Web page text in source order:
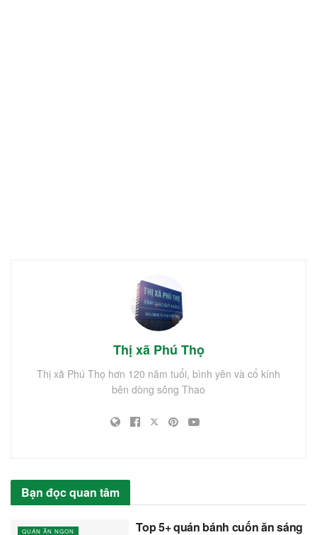
Thị xã Phú Thọ
Thị xã Phú Thọ hơn 120 năm tuổi, bình yên và cổ kính
bên dòng sông Thao
Bạn đọc quan tâm
QUÁN ĂN NGON
Top 5+ quán bánh cuốn ăn sáng